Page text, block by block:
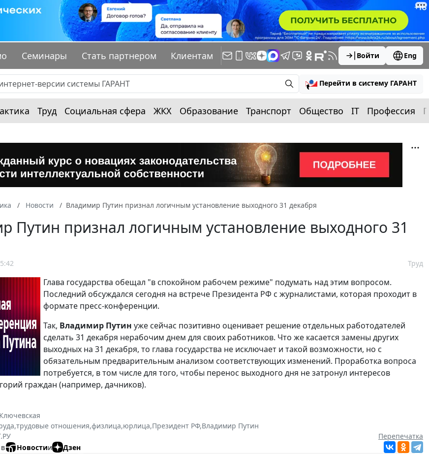
Семинары Стать партнером Клиентам Войти Eng
Перейти в систему ГАРАНТ
Труд Социальная сфера ЖКХ Образование Транспорт Общество IT Профессия
Новости Владимир Путин признал логичным установление выходного 31 декабря
Путин признал логичным установление выходного 31
Труд
Глава государства обещал "в спокойном рабочем режиме" подумать над этим вопросом.
Последний обсуждался сегодня на встрече Президента РФ с журналистами, которая проходит в
формате пресс-конференции.
Так, Владимир Путин уже сейчас позитивно оценивает решение отдельных работодателей
сделать 31 декабря нерабочим днем для своих работников. Что же касается замены других
выходных на 31 декабря, то глава государства не исключает и такой возможности, но с
обязательным предварительным анализом соответствующих изменений. Проработка вопроса
потребуется, в том числе для того, чтобы перенос выходного дня не затронул интересов
граждан (например, дачников).
,трудовые отношения,физлица,юрлица,Президент РФ,Владимир Путин
Перепечатка
Новостии
Дзен